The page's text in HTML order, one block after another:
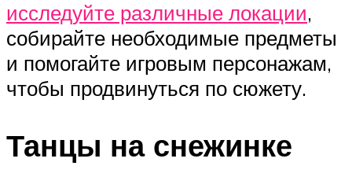
исследуйте различные локации,
собирайте необходимые предметы
и помогайте игровым персонажам,
чтобы продвинуться по сюжету.
Танцы на снежинке